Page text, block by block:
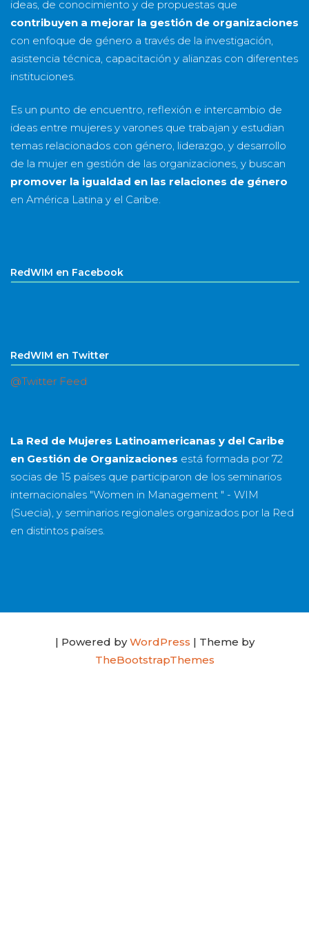
ideas, de conocimiento y de propuestas que
contribuyen a mejorar la gestión de organizaciones
con enfoque de género a través de la investigación,
asistencia técnica, capacitación y alianzas con diferentes
instituciones.
Es un punto de encuentro, reflexión e intercambio de
ideas entre mujeres y varones que trabajan y estudian
temas relacionados con género, liderazgo, y desarrollo
de la mujer en gestión de las organizaciones, y buscan
promover la igualdad en las relaciones de género
en América Latina y el Caribe.
RedWIM en Facebook
RedWIM en Twitter
@Twitter Feed
La Red de Mujeres Latinoamericanas y del Caribe
en Gestión de Organizaciones está formada por 72
socias de 15 países que participaron de los seminarios
internacionales "Women in Management " - WIM
(Suecia), y seminarios regionales organizados por la Red
en distintos países.
| Powered byWordPress | Theme by
TheBootstrapThemes